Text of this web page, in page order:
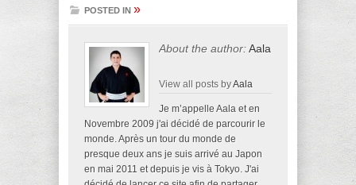
POSTED IN »
About the author:Aala
View all posts byAala
Je m’appelle Aala et en
Novembre 2009 j'ai décidé de parcourir le
monde. Après un tour du monde de
presque deux ans je suis arrivé au Japon
en mai 2011 et depuis je vis à Tokyo. J'ai